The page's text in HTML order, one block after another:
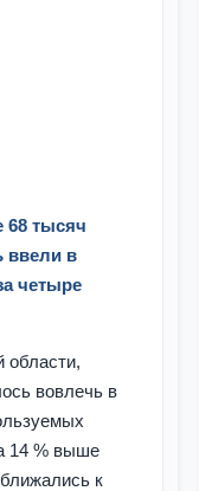
68 тысяч
ввели в
четыре
области,
вовлечь в
14 % выше
к